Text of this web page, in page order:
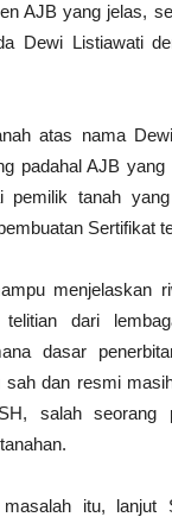
AJB yang jelas,
Dewi Listiawati
atas nama
padahal AJB
pemilik tanah
Sertifikat
menjelaskan
dari
dasar
dan resmi
salah seorang
itu, lanjut